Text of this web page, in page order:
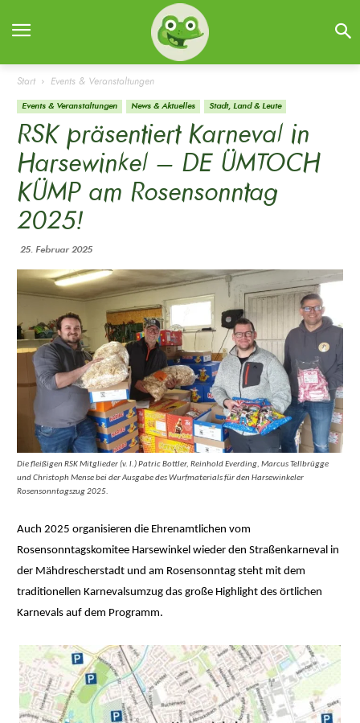
Start Events & Veranstaltungen
Events & Veranstaltungen News & Aktuelles Stadt, Land & Leute
RSK präsentiert Karneval in
Harsewinkel – DE ÜMTOCH
KÜMP am Rosensonntag
2025!
25. Februar 2025
Die fleißigen RSK Mitglieder (v. l.) Patric Bottler, Reinhold Everding, Marcus Tellbrügge
und Christoph Mense bei der Ausgabe des Wurfmaterials für den Harsewinkeler
Rosensonntagszug 2025.
Auch 2025 organisieren die Ehrenamtlichen vom
Rosensonntagskomitee Harsewinkel wieder den Straßenkarneval in
der Mähdrescherstadt und am Rosensonntag steht mit dem
traditionellen Karnevalsumzug das große Highlight des örtlichen
Karnevals auf dem Programm.